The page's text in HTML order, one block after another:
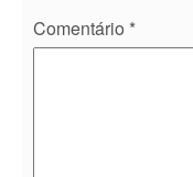
Comentário *